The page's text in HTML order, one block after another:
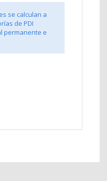
se calculan a
de PDI
permanente e